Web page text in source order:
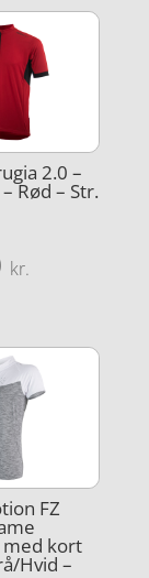
2.0 –
Rød – Str.
kr.
FZ
kort
Hvid –